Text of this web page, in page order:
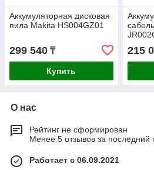
Аккумуляторная дисковая
пила Makita HS004GZ01
299 540 ₸
Купить
215
О нас
Рейтинг не сформирован
Менее 5 отзывов за последний
Работает с 06.09.2021